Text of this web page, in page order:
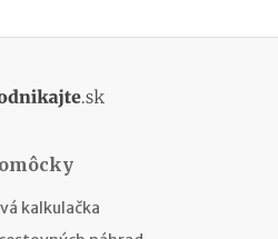
kalkulačka